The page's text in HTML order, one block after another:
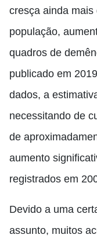
cresça ainda
população,
quadros de
publicado em
dados, a
necessitando de
de
aumento
registrados em
Devido a uma
assunto, muitos